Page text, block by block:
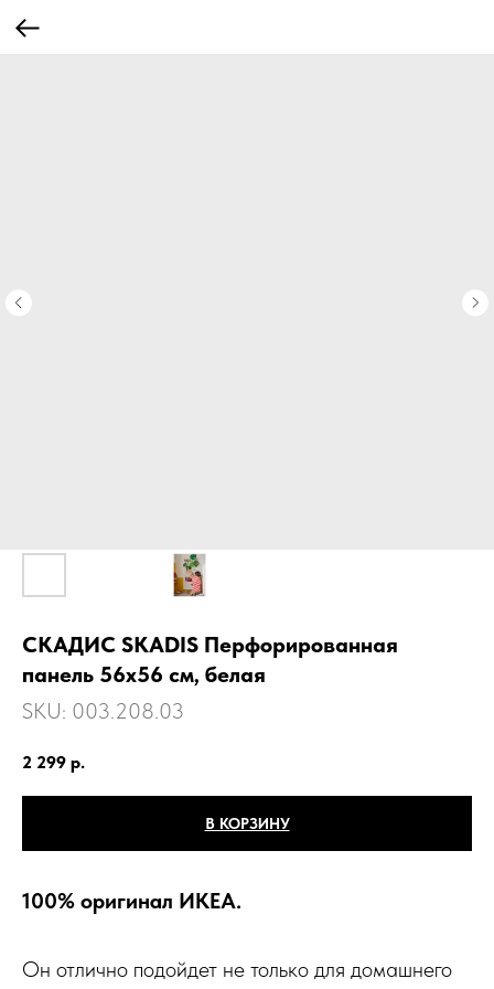
СКАДИС SKADIS Перфорированная
панель 56x56 см, белая
SKU: 003.208.03
2 299 р.
В КОРЗИНУ
100% оригинал ИКЕА.
Он отлично подойдет не только для домашнего